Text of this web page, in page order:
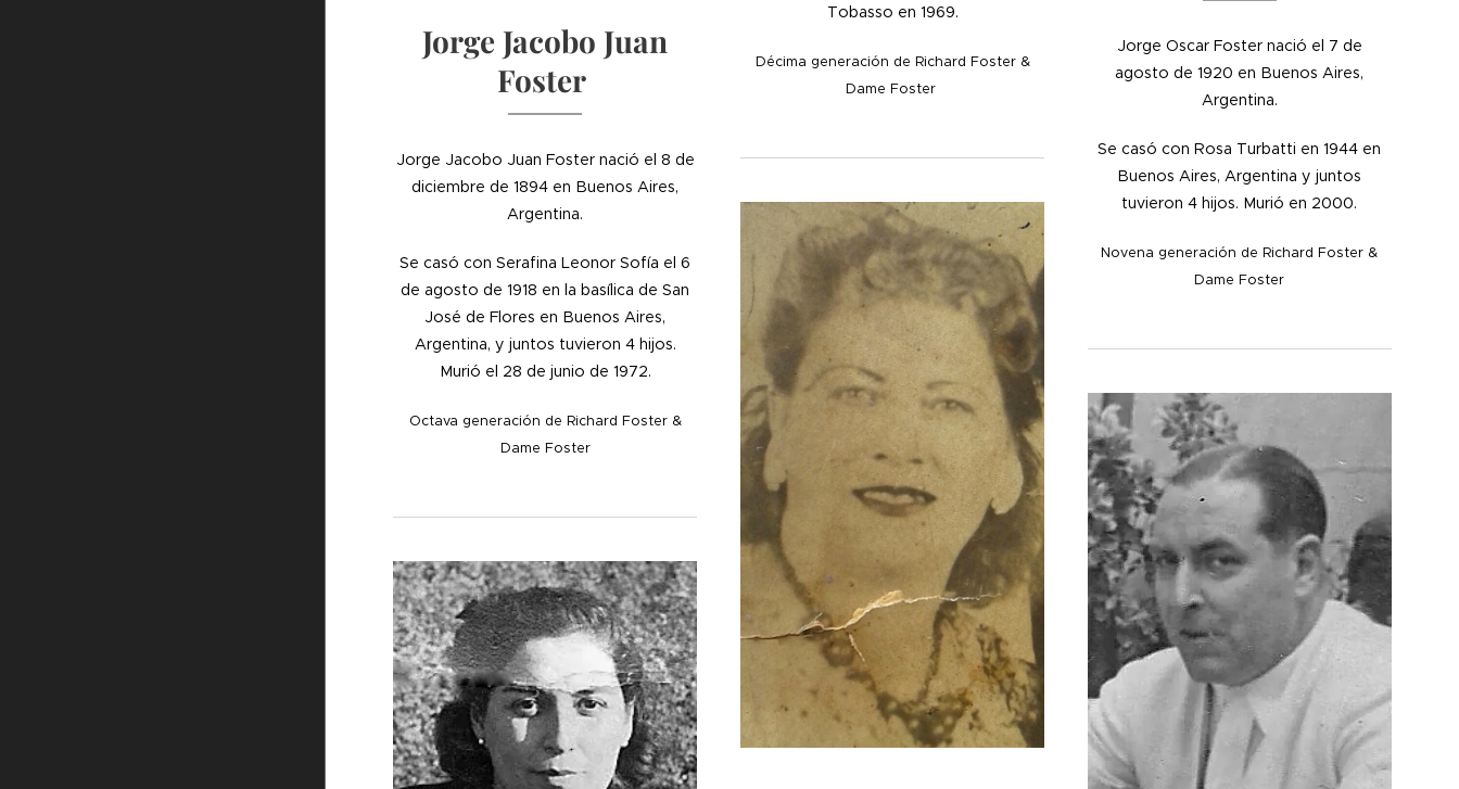
Jorge Jacobo Juan
Foster
Jorge Jacobo Juan Foster nació el 8 de
diciembre de 1894 en Buenos Aires,
Argentina.
Se casó con Serafina Leonor Sofía el 6
de agosto de 1918 en la basílica de San
José de Flores en Buenos Aires,
Argentina, y juntos tuvieron 4 hijos.
Murió el 28 de junio de 1972.
Octava generación de Richard Foster &
Dame Foster
Tobasso en 1969.
Décima generación de Richard Foster &
Dame Foster
Jorge Oscar Foster nació el 7 de
agosto de 1920 en Buenos Aires,
Argentina.
Se casó con Rosa Turbatti en 1944 en
Buenos Aires, Argentina y juntos
tuvieron 4 hijos. Murió en 2000.
Novena generación de Richard Foster &
Dame Foster